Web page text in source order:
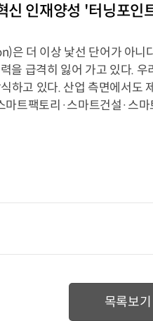
신 인재양성 '터닝포인
더 이상 낯선 단어가 아니
을 급격히 잃어 가고 있다.
하고 있다. 산업 측면에서도
트팩토리·스마트건설·스
목록보기